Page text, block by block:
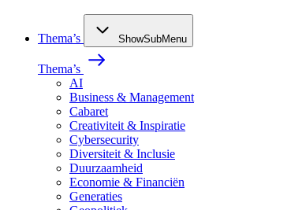
Thema’s ShowSubMenu
Thema’s
AI
Business & Management
Cabaret
Creativiteit & Inspiratie
Cybersecurity
Diversiteit & Inclusie
Duurzaamheid
Economie & Financiën
Generaties